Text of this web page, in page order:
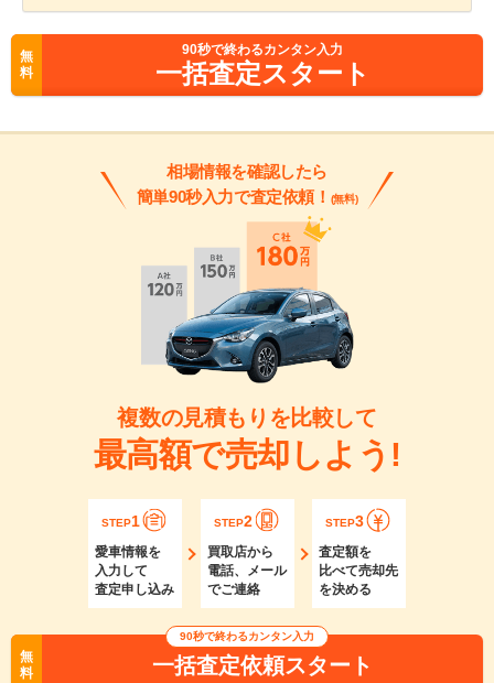
無
料
90秒で終わるカンタン入力
一括査定スタート
相場情報を確認したら
簡単90秒入力で査定依頼！ (無料)
複数の見積もりを比較して
最高額で売却しよう!
STEP1
愛車情報を
入力して
査定申し込み
STEP2
買取店から
電話、メール
でご連絡
STEP3
査定額を
比べて売却先
を決める
無
料
90秒で終わるカンタン入力
一括査定依頼スタート